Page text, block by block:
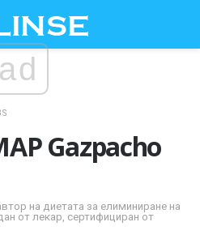
ad
Gazpacho
на диетата за елиминиране на
от лекар, сертифициран от